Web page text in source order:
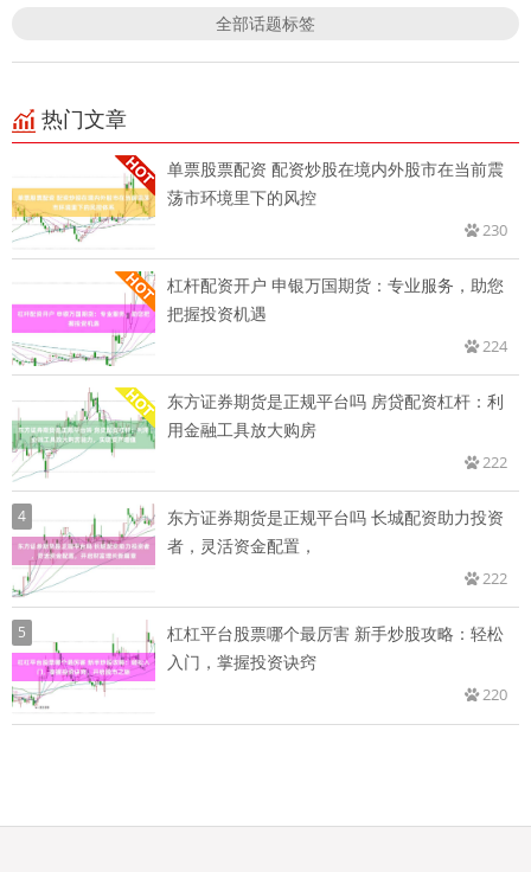
全部话题标签
热门文章
单票股票配资 配资炒股在境内外股市在当前震
荡市环境里下的风控
230
杠杆配资开户 申银万国期货：专业服务，助您
把握投资机遇
224
东方证券期货是正规平台吗 房贷配资杠杆：利
用金融工具放大购房
222
4
东方证券期货是正规平台吗 长城配资助力投资
者，灵活资金配置，
222
5
杠杠平台股票哪个最厉害 新手炒股攻略：轻松
入门，掌握投资诀窍
220